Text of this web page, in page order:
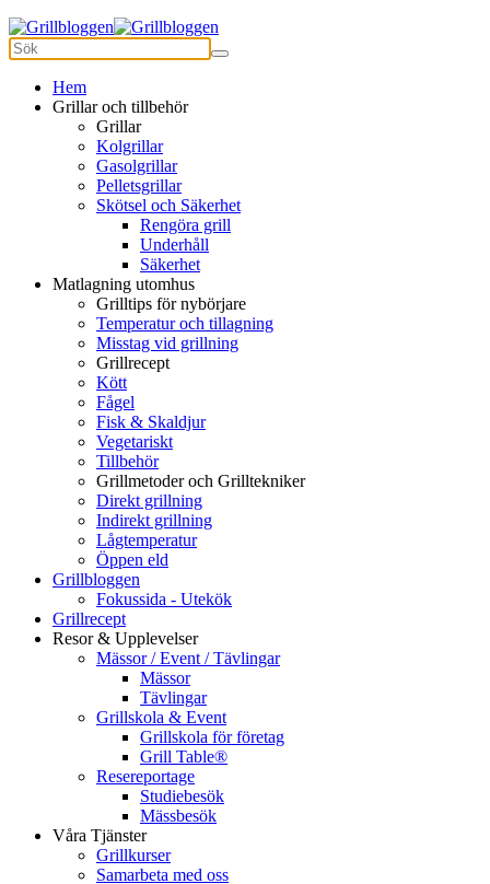
Hem
Grillar och tillbehör
Grillar
Kolgrillar
Gasolgrillar
Pelletsgrillar
Skötsel och Säkerhet
Rengöra grill
Underhåll
Säkerhet
Matlagning utomhus
Grilltips för nybörjare
Temperatur och tillagning
Misstag vid grillning
Grillrecept
Kött
Fågel
Fisk & Skaldjur
Vegetariskt
Tillbehör
Grillmetoder och Grilltekniker
Direkt grillning
Indirekt grillning
Lågtemperatur
Öppen eld
Grillbloggen
Fokussida - Utekök
Grillrecept
Resor & Upplevelser
Mässor / Event / Tävlingar
Mässor
Tävlingar
Grillskola & Event
Grillskola för företag
Grill Table®
Resereportage
Studiebesök
Mässbesök
Våra Tjänster
Grillkurser
Samarbeta med oss